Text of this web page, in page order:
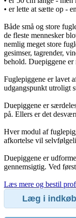
• er lette at sætte op -
Både små og store
de fleste mennesker
nemlig meget store
gesimser, tagrender,
behold. Duepiggene
Fuglepiggene er lavet
udgangspunkt utroligt
Duepiggene er
på. Ellers er det
Hver modul af
afkortelse vil
Duepiggene er
gennemsigtig. Ved
Læs mere og bestil
Læg i